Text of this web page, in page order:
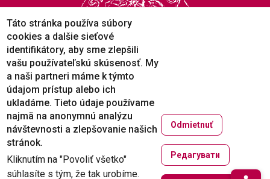
Copyright © 2005-2026
University of Prešov in Prešov
Created by
ActivIT
Táto stránka používa súbory
cookies a dalšie sieťové
identifikátory, aby sme zlepšili
vašu používateľskú skúsenosť. My
a naši partneri máme k týmto
údajom prístup alebo ich
ukladáme. Tieto údaje používame
najmä na anonymnú analýzu
návštevnosti a zlepšovanie našich
stránok.
Kliknutím na "Povoliť všetko"
súhlasíte s tým, že tak urobíme.
Odmietnuť
Редагувати